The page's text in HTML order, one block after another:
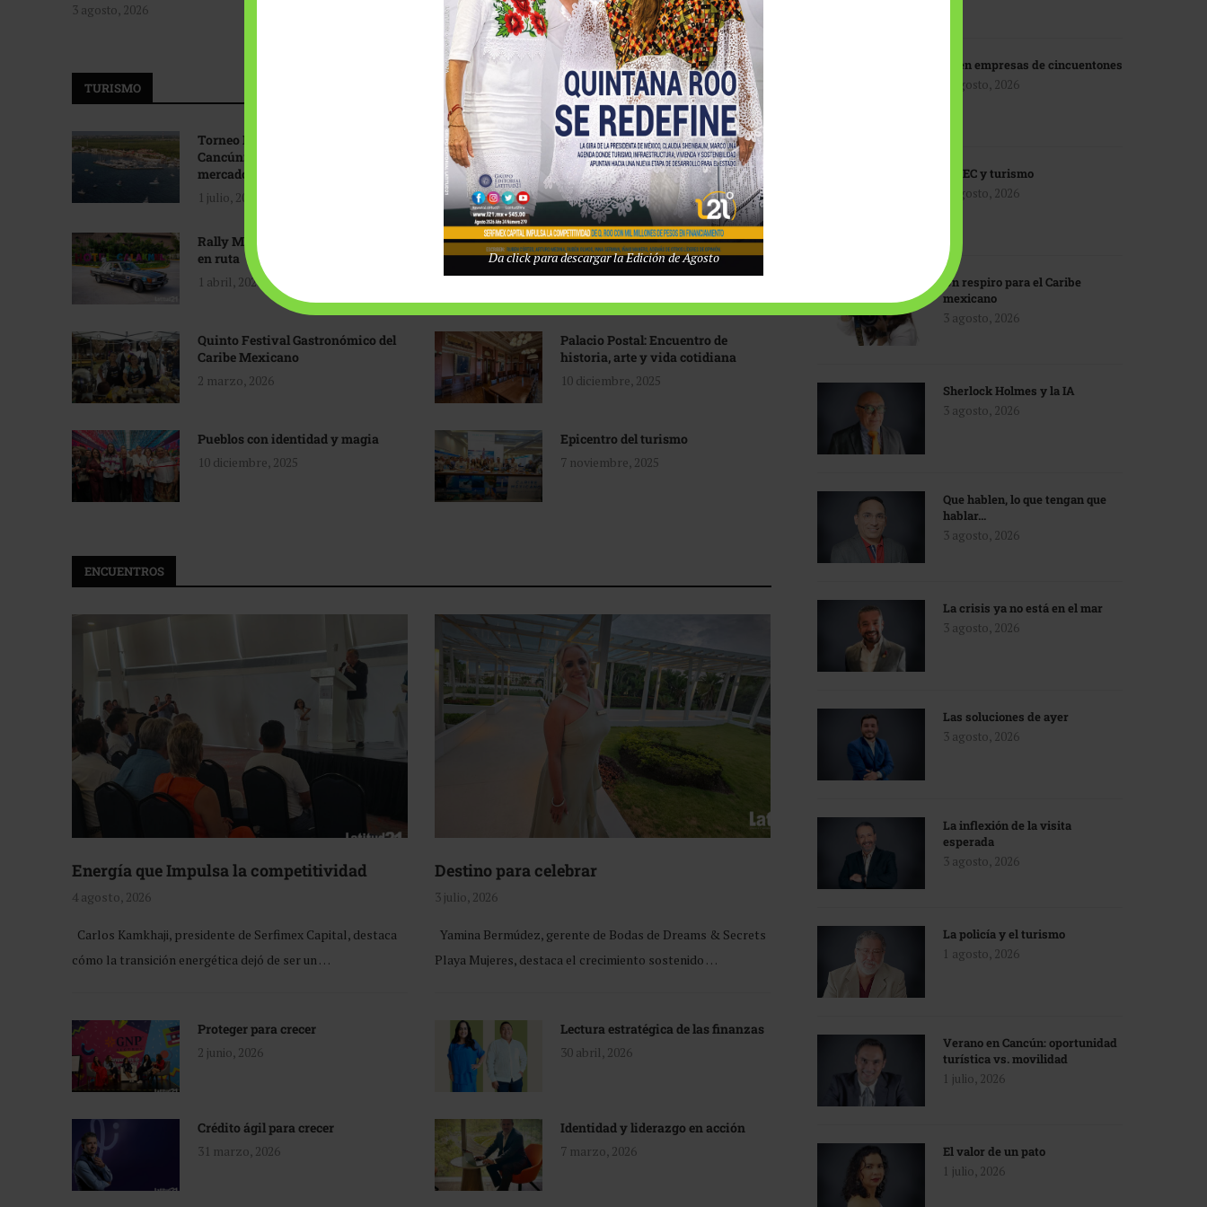
3 agosto, 2026
Tecnológico de Monterrey
3 agosto, 2026
TURISMO
Torneo Internacional de Pesca
Cancún: Navegando hacia nuevos
mercados
1 julio, 2026
Promoción turística con visión
1 abril, 2026
Rally Maya: Herencia automotriz
en ruta
1 abril, 2026
Industria global en
reconfiguración
31 marzo, 2026
Quinto Festival Gastronómico del
Caribe Mexicano
2 marzo, 2026
Palacio Postal: Encuentro de
historia, arte y vida cotidiana
10 diciembre, 2025
Pueblos con identidad y magia
10 diciembre, 2025
Epicentro del turismo
7 noviembre, 2025
ENCUENTROS
Energía que Impulsa la competitividad
4 agosto, 2026
Carlos Kamkhaji, presidente de Serfimex Capital, destaca
cómo la transición energética dejó de ser un …
Destino para celebrar
3 julio, 2026
Yamina Bermúdez, gerente de Bodas de Dreams & Secrets
Playa Mujeres, destaca el crecimiento sostenido …
Proteger para crecer
2 junio, 2026
Lectura estratégica de las finanzas
30 abril, 2026
Crédito ágil para crecer
31 marzo, 2026
Identidad y liderazgo en acción
7 marzo, 2026
IA en empresas de cincuentones
3 agosto, 2026
TMEC y turismo
3 agosto, 2026
Un respiro para el Caribe
mexicano
3 agosto, 2026
Sherlock Holmes y la IA
3 agosto, 2026
Que hablen, lo que tengan que
hablar…
3 agosto, 2026
La crisis ya no está en el mar
3 agosto, 2026
Las soluciones de ayer
3 agosto, 2026
La inflexión de la visita
esperada
3 agosto, 2026
La policía y el turismo
1 agosto, 2026
Verano en Cancún: oportunidad
turística vs. movilidad
1 julio, 2026
El valor de un pato
1 julio, 2026
Da click para descargar la Edición de Agosto